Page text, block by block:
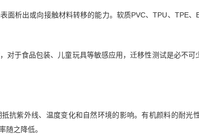
面析出或向接触材料转移的能力。软质PVC、TPU、TPE
对于食品包装、儿童玩具等敏感应用，迁移性测试是必不
抗紫外线、温度变化和自然环境的影响。有机颜料的耐
随之降低。